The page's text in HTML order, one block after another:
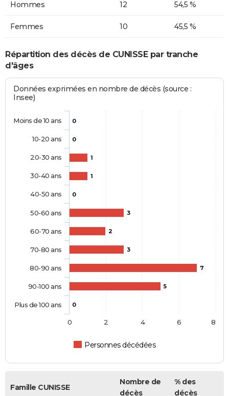
Hommes 12 54,5 %
Femmes 10 45,5 %
Répartition des décès de CUNISSE par tranche
d'âges
Données exprimées en nombre de décès (source :
Insee)
0
0
1
1
0
3
2
3
7
5
0
Personnes décédées
Moins de 10 ans
10-20 ans
20-30 ans
30-40 ans
40-50 ans
50-60 ans
60-70 ans
70-80 ans
80-90 ans
90-100 ans
Plus de 100 ans
0 2 4 6 8
Famille CUNISSE
Nombre de
décès
% des
décès